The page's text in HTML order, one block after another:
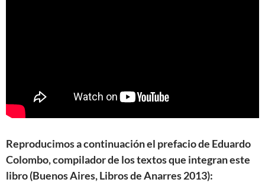
Reproducimos a continuación el prefacio de Eduardo
Colombo, compilador de los textos que integran este
libro (Buenos Aires, Libros de Anarres 2013):